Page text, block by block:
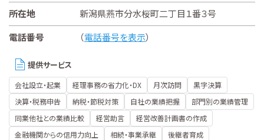
所在地
新潟県燕市分水桜町二丁目１番３号
電話番号
（電話番号を表示）
提供サービス
会社設立・起業 経理事務の省力化・DX 月次訪問
黒字決算
決算・税務申告
納税・節税対策 自社の業績把握
部門別の業績管理
同業他社との業績比較
経営助言
経営改善計画書の作成
金融機関からの信用力向上
相続・事業承継
後継者育成